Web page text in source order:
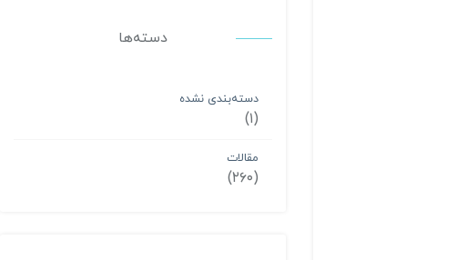
دسته‌ها
دسته‌بندی نشده
(۱)
مقالات
(۲۶۰)